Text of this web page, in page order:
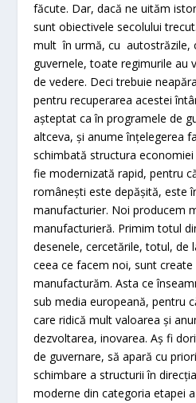
făcute. Dar, dacă ne uităm
sunt obiectivele secolului
mult în urmă, cu autostrăzile,
guvernele, toate regimurile au
de vedere. Deci trebuie
pentru recuperarea acestei
așteptat ca în programele de
altceva, și anume înțelegerea
schimbată structura
fie modernizată rapid, pentru
românești este depășită, este
manufacturier. Noi producem
manufacturieră. Primim totul
desenele, cercetările, totul,
ceea ce facem noi, sunt
manufacturăm. Asta ce
sub media europeană, pentru
care ridică mult valoarea și
dezvoltarea, inovarea. Aș fi
de guvernare, să apară cu
schimbare a structurii în
moderne din categoria etapei